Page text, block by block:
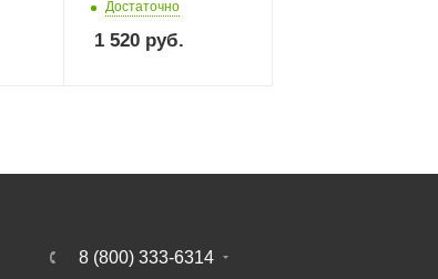
Достаточно
1 520 руб.
8 (800) 333-6314